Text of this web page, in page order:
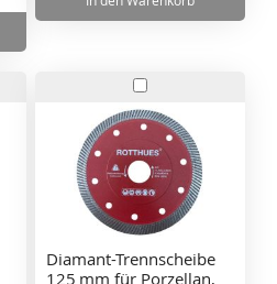
In
den
Warenkorb
Diamant-Trennscheibe
125 mm für Porzellan,